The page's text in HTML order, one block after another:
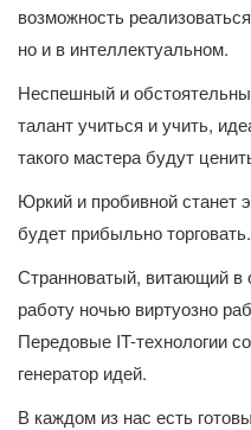
возможность
но и в интеллектуальном.
Неспешный и
талант учиться и учить,
такого мастера будут
Юркий и пробивной
будет прибыльно торговать.
Странноватый, витающий
работу ночью виртуозно
Передовые IT-технологии
генератор идей.
В каждом из нас есть